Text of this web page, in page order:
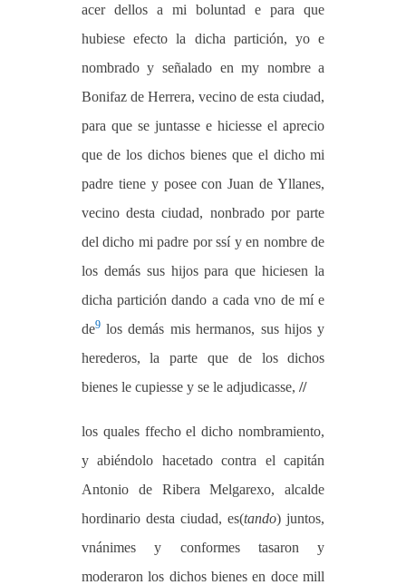
acer dellos a mi boluntad e para que
hubiese efecto la dicha partición, yo e
nombrado y señalado en my nombre a
Bonifaz de Herrera, vecino de esta ciudad,
para que se juntasse e hiciesse el aprecio
que de los dichos bienes que el dicho mi
padre tiene y posee con Juan de Yllanes,
vecino desta ciudad, nonbrado por parte
del dicho mi padre por ssí y en nombre de
los demás sus hijos para que hiciesen la
dicha partición dando a cada vno de mí e
de9los demás mis hermanos, sus hijos y
herederos, la parte que de los dichos
bienes le cupiesse y se le adjudicasse, //
los quales ffecho el dicho nombramiento,
y abiéndolo hacetado contra el capitán
Antonio de Ribera Melgarexo, alcalde
hordinario desta ciudad, es(tando) juntos,
vnánimes y conformes tasaron y
moderaron los dichos bienes en doce mill